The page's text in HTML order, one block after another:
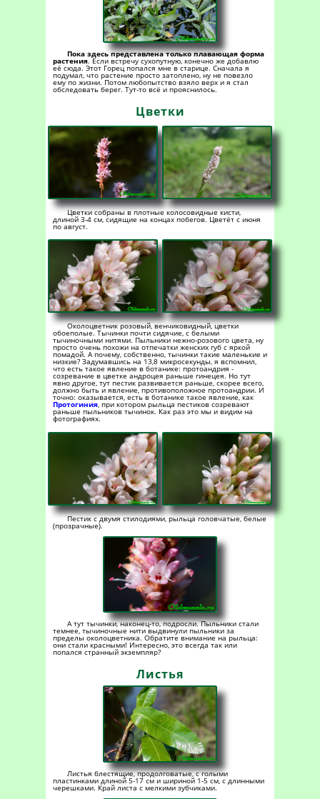
Пока здесь представлена только плавающая форма
растения. Если встречу сухопутную, конечно же добавлю
её сюда. Этот Горец попался мне в старице. Сначала я
подумал, что растение просто затоплено, ну не повезло
ему по жизни. Потом любопытство взяло верх и я стал
обследовать берег. Тут-то всё и прояснилось.
Цветки
Цветки собраны в плотные колосовидные кисти,
длиной 3-4 см, сидящие на концах побегов. Цветёт с июня
по август.
Околоцветник розовый, венчиковидный, цветки
обоеполые. Тычинки почти сидячие, с белыми
тычиночными нитями. Пыльники нежно-розового цвета, ну
просто очень похожи на отпечатки женских губ с яркой
помадой. А почему, собственно, тычинки такие маленькие и
низкие? Задумавшись на 13,8 микросекунды, я вспомнил,
что есть такое явление в ботанике: протоандрия -
созревание в цветке андроцея раньше гинецея. Но тут
явно другое, тут пестик развивается раньше, скорее всего,
должно быть и явление, противоположное протоандрии. И
точно: оказывается, есть в ботанике такое явление, как
Протогиния, при котором рыльца пестиков созревают
раньше пыльников тычинок. Как раз это мы и видим на
фотографиях.
Пестик с двумя стилодиями, рыльца головчатые, белые
(прозрачные).
А тут тычинки, наконец-то, подросли. Пыльники стали
темнее, тычиночные нити выдвинули пыльники за
пределы околоцветника. Обратите внимание на рыльца:
они стали красными! Интересно, это всегда так или
попался странный экземпляр?
Листья
Листья блестящие, продолговатые, с голыми
пластинками длиной 5-17 см и шириной 1-5 см, с длинными
черешками. Край листа с мелкими зубчиками.